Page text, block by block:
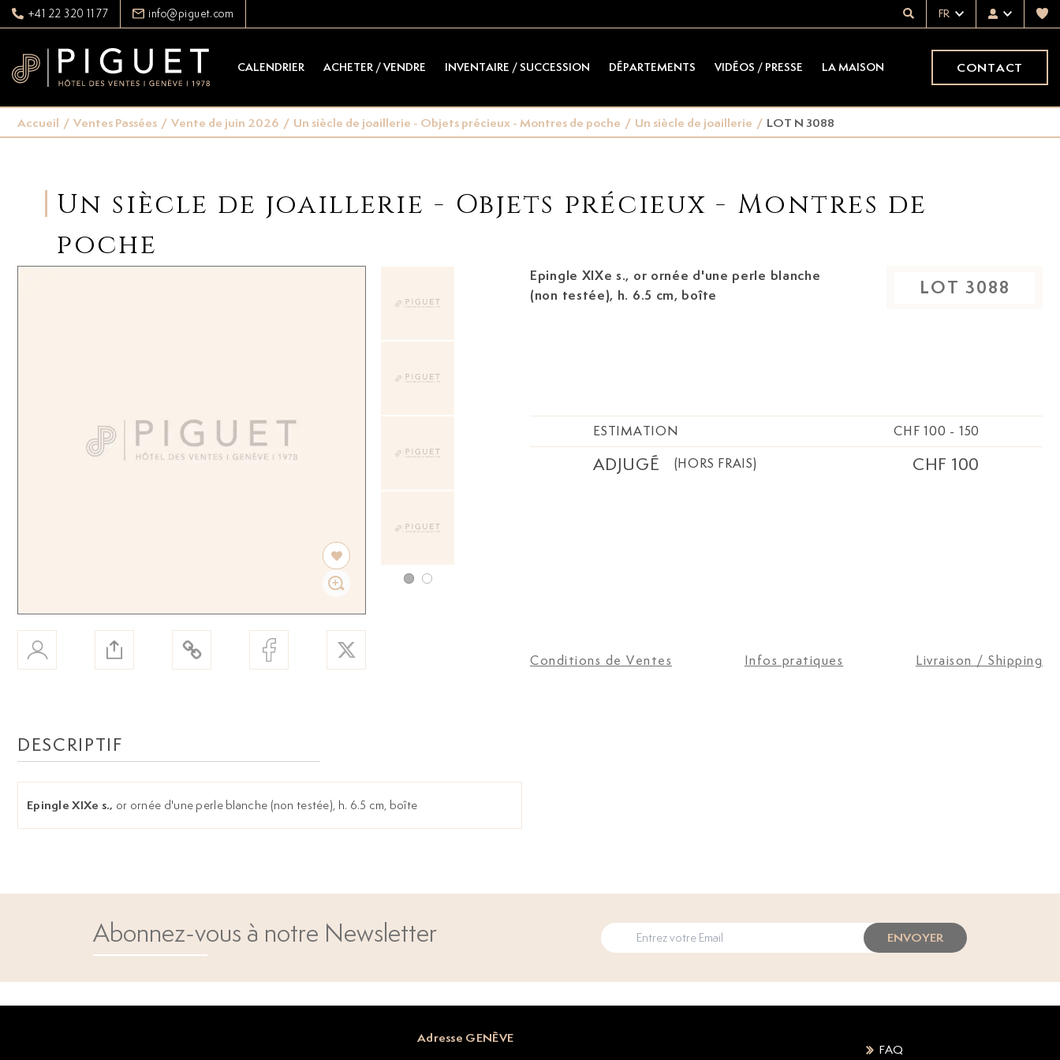
+41 22 320 11 77 info@piguet.com FR
CALENDRIER ACHETER / VENDRE INVENTAIRE / SUCCESSION DÉPARTEMENTS VIDÉOS / PRESSE LA MAISON CONTACT
Accueil / Ventes Passées / Vente de juin 2026 / Un siècle de joaillerie - Objets précieux - Montres de poche / Un siècle de joaillerie / LOT N 3088
Un siècle de joaillerie - Objets précieux - Montres de
poche
Epingle XIXe s.,
(non testée), h. 6.5 cm, boîte
LOT 3088
ESTIMATION CHF 100 - 150
ADJUGÉ (HORS FRAIS) CHF 100
Conditions de Ventes Infos pratiques Livraison / Shipping
DESCRIPTIF
Epingle XIXe s., or ornée d'une perle blanche (non testée), h. 6.5 cm, boîte
Abonnez-vous à notre Newsletter ENVOYER
Adresse GENÈVE
FAQ